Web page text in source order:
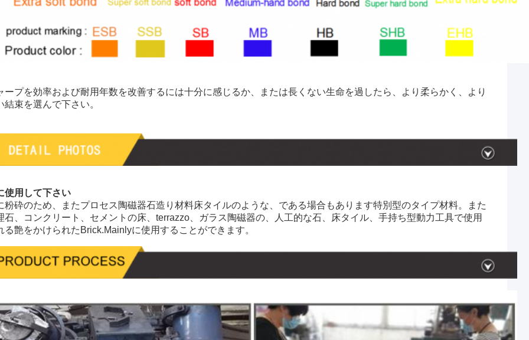
ープを効率および耐用年数を改善するには十分に感じるか、または長くない生命を過したら、より柔らかく、より
結束を選んで下さい。
使用して下さい
粉砕のため、またプロセス陶磁器石造り材料床タイルのような、である場合もあります特別型のタイプ材料。また
石、コンクリート、セメントの床、terrazzo、ガラス陶磁器の、人工的な石、床タイル、手持ち型動力工具で使用
る艶をかけられたBrick.Mainlyに使用することができます。